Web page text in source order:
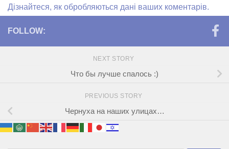
Дізнайтеся, як обробляються дані ваших коментарів.
FOLLOW:
NEXT STORY
Что бы лучше спалось :)
PREVIOUS STORY
Чернуха на наших улицах…